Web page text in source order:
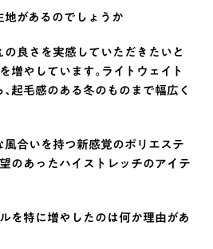
があるのでしょうか
良さを実感していただきたいと
増やしています。ライトウェイト
起毛感のある冬のものまで幅広く
合いを持つ新感覚のポリエステ
のあったハイストレッチのアイテ
を特に増やしたのは何か理由があ